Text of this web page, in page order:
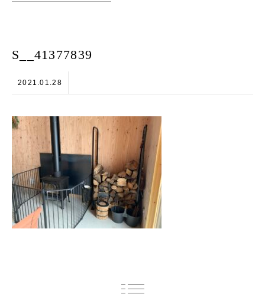
S__41377839
2021.01.28